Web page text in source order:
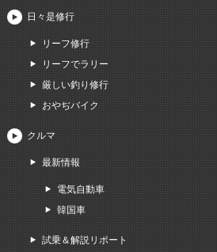
日々是修行
リーフ修行
リーフでラリー
厳しい釣り修行
おやぢバイク
クルマ
最新情報
電気自動車
韓国車
試乗＆解説リポート